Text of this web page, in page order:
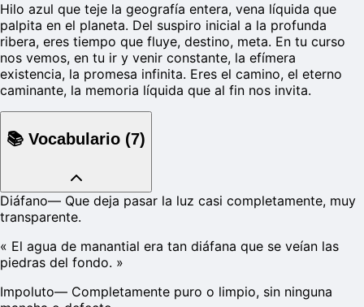
Hilo azul que teje la geografía entera, vena líquida que
palpita en el planeta. Del suspiro inicial a la profunda
ribera, eres tiempo que fluye, destino, meta. En tu curso
nos vemos, en tu ir y venir constante, la efímera
existencia, la promesa infinita. Eres el camino, el eterno
caminante, la memoria líquida que al fin nos invita.
📚 Vocabulario (7)
Diáfano— Que deja pasar la luz casi completamente, muy
transparente.
« El agua de manantial era tan diáfana que se veían las
piedras del fondo. »
Impoluto— Completamente puro o limpio, sin ninguna